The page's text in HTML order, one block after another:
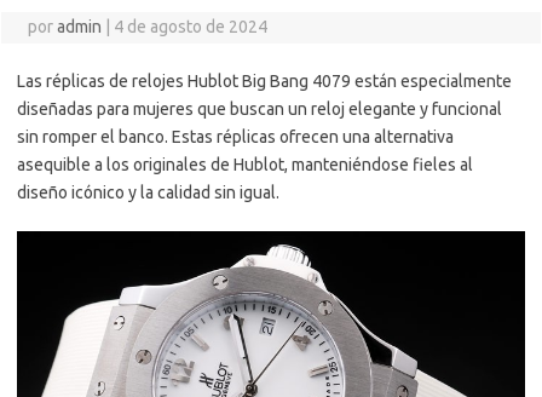
poradmin 4 de agosto de 2024
Las réplicas de relojes Hublot Big Bang 4079 están especialmente
diseñadas para mujeres que buscan un reloj elegante y funcional
sin romper el banco. Estas réplicas ofrecen una alternativa
asequible a los originales de Hublot, manteniéndose fieles al
diseño icónico y la calidad sin igual.